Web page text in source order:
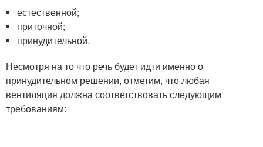
естественной;
приточной;
принудительной.
Несмотря на то что речь будет идти именно о
принудительном решении, отметим, что любая
вентиляция должна соответствовать следующим
требованиям: